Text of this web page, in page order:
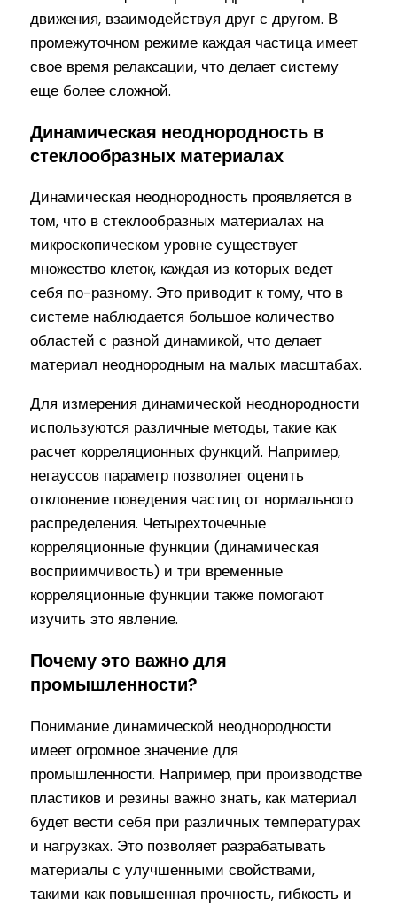
движения, взаимодействуя друг с другом. В
промежуточном режиме каждая частица имеет
свое время релаксации, что делает систему
еще более сложной.
Динамическая неоднородность в
стеклообразных материалах
Динамическая неоднородность проявляется в
том, что в стеклообразных материалах на
микроскопическом уровне существует
множество клеток, каждая из которых ведет
себя по-разному. Это приводит к тому, что в
системе наблюдается большое количество
областей с разной динамикой, что делает
материал неоднородным на малых масштабах.
Для измерения динамической неоднородности
используются различные методы, такие как
расчет корреляционных функций. Например,
негауссов параметр позволяет оценить
отклонение поведения частиц от нормального
распределения. Четырехточечные
корреляционные функции (динамическая
восприимчивость) и три временные
корреляционные функции также помогают
изучить это явление.
Почему это важно для
промышленности?
Понимание динамической неоднородности
имеет огромное значение для
промышленности. Например, при производстве
пластиков и резины важно знать, как материал
будет вести себя при различных температурах
и нагрузках. Это позволяет разрабатывать
материалы с улучшенными свойствами,
такими как повышенная прочность, гибкость и